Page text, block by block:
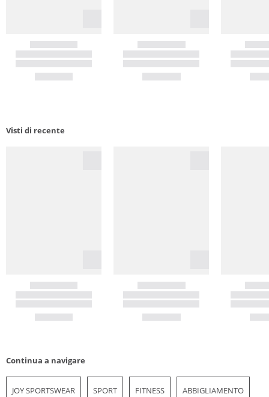
Visti di recente
Continua a navigare
JOY SPORTSWEAR SPORT FITNESS ABBIGLIAMENTO